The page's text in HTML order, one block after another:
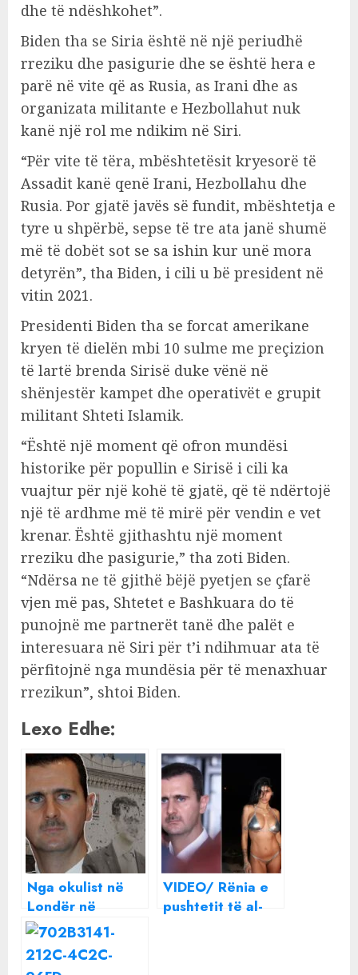
dhe të ndëshkohet”.
Biden tha se Siria është në një periudhë
rreziku dhe pasigurie dhe se është hera e
parë në vite që as Rusia, as Irani dhe as
organizata militante e Hezbollahut nuk
kanë një rol me ndikim në Siri.
“Për vite të tëra, mbështetësit kryesorë të
Assadit kanë qenë Irani, Hezbollahu dhe
Rusia. Por gjatë javës së fundit, mbështetja e
tyre u shpërbë, sepse të tre ata janë shumë
më të dobët sot se sa ishin kur unë mora
detyrën”, tha Biden, i cili u bë president në
vitin 2021.
Presidenti Biden tha se forcat amerikane
kryen të dielën mbi 10 sulme me preçizion
të lartë brenda Sirisë duke vënë në
shënjestër kampet dhe operativët e grupit
militant Shteti Islamik.
“Është një moment që ofron mundësi
historike për popullin e Sirisë i cili ka
vuajtur për një kohë të gjatë, që të ndërtojë
një të ardhme më të mirë për vendin e vet
krenar. Është gjithashtu një moment
rreziku dhe pasigurie,” tha zoti Biden.
“Ndërsa ne të gjithë bëjë pyetjen se çfarë
vjen më pas, Shtetet e Bashkuara do të
punojnë me partnerët tanë dhe palët e
interesuara në Siri për t’i ndihmuar ata të
përfitojnë nga mundësia për të menaxhuar
rrezikun”, shtoi Biden.
Lexo Edhe:
Nga okulist në
Londër në
diktator të Sirisë:
Ngjitja dhe rënia
e Bashar al-Assad
VIDEO/ Rënia e
pushtetit të al-